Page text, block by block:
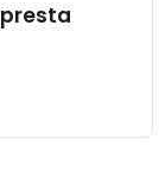
presta